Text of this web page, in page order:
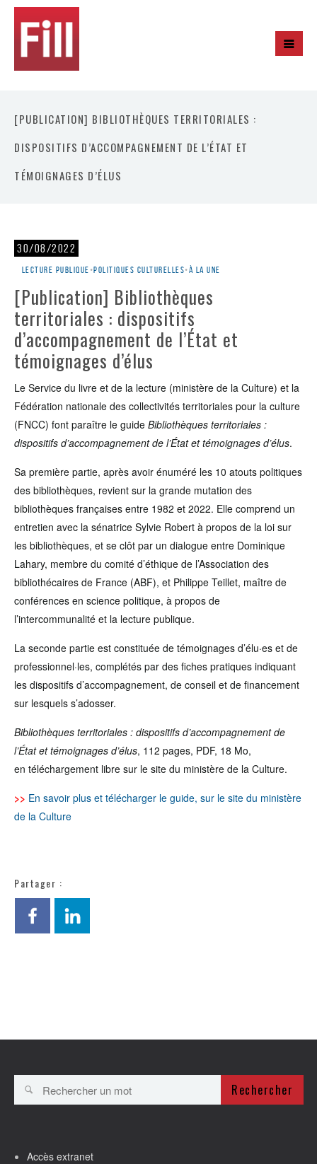
[PUBLICATION] BIBLIOTHÈQUES TERRITORIALES :
DISPOSITIFS D’ACCOMPAGNEMENT DE L’ÉTAT ET
TÉMOIGNAGES D’ÉLUS
30/08/2022
Lecture publique •Politiques culturelles•À la une
[Publication] Bibliothèques
territoriales : dispositifs
d’accompagnement de l’État et
témoignages d’élus
Le Service du livre et de la lecture (ministère de la Culture) et la
Fédération nationale des collectivités territoriales pour la culture
(FNCC) font paraître le guide Bibliothèques territoriales :
dispositifs d’accompagnement de l’État et témoignages d’élus.
Sa première partie, après avoir énuméré les 10 atouts politiques
des bibliothèques, revient sur la grande mutation des
bibliothèques françaises entre 1982 et 2022. Elle comprend un
entretien avec la sénatrice Sylvie Robert à propos de la loi sur
les bibliothèques, et se clôt par un dialogue entre Dominique
Lahary, membre du comité d’éthique de l’Association des
bibliothécaires de France (ABF), et Philippe Teillet, maître de
conférences en science politique, à propos de
l’intercommunalité et la lecture publique.
La seconde partie est constituée de témoignages d’élu·es et de
professionnel·les, complétés par des fiches pratiques indiquant
les dispositifs d’accompagnement, de conseil et de financement
sur lesquels s’adosser.
Bibliothèques territoriales : dispositifs d’accompagnement de
l’État et témoignages d’élus, 112 pages, PDF, 18 Mo,
en téléchargement libre sur le site du ministère de la Culture.
>> En savoir plus et télécharger le guide, sur le site du ministère
de la Culture
Partager :
Rechercher
Accès extranet